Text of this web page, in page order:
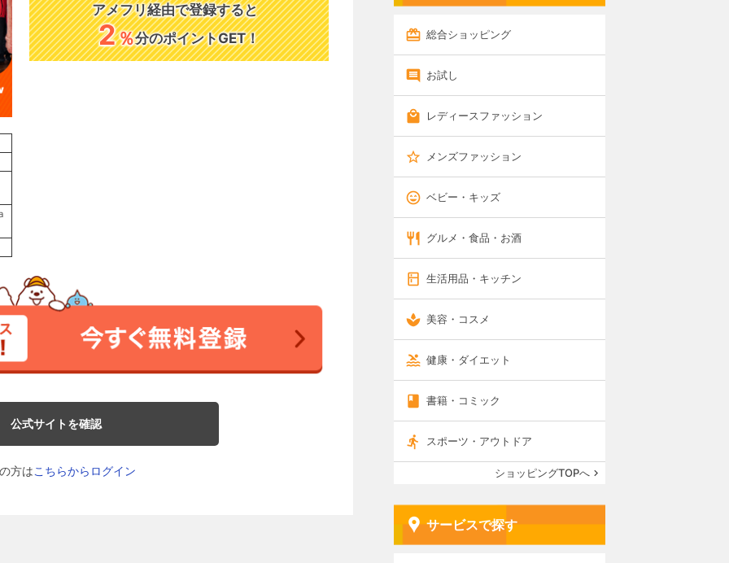
アメフリ経由で登録すると
2％分のポイントGET！
公式サイトを確認
方はこちらからログイン
総合ショッピング
お試し
レディースファッション
メンズファッション
ベビー・キッズ
グルメ・食品・お酒
生活用品・キッチン
美容・コスメ
健康・ダイエット
書籍・コミック
スポーツ・アウトドア
ショッピングTOPへ
サービスで探す